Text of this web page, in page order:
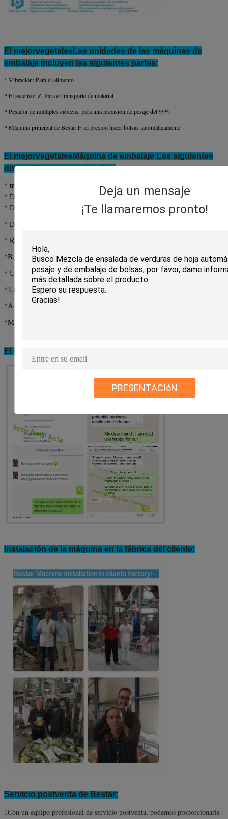
Deja un mensaje
¡Te llamaremos pronto!
PRESENTACIóN
En el caso de la
1El voltaje estándar de la máquina es de 220 V, de fase
El mejorvegetales Las unidades de las máquinas de
embalaje incluyen las siguientes partes:
* Vibración: Para el alimento
* El ascensor Z: Para el transporte de material
* Pesador de múltiples cabezas: para una precisión de pesaje del 99%
* Máquina principal de Bestar:F: el precioo hacer bolsas automáticamente
El mejorvegetales Máquina de embalaje Los siguientes
dispositivos son opcionales:
* transportador de productos
* Dispositivo de bolsas
* Dispositivo de lavado de nitrógeno
* Dispositivo para perforar agujeros (agujero redondo/agujero euro)
* Receptor neumático
*B. El trabajoDispositivo de enlace ag
* Un
el bolsoel anterior
*T.mesa de urna
*AutomáticoRevisa el peso
*M.
El cliente de Bestar tiene una alta valoración:
Instalación de la máquina en la fábrica del cliente:
Servicio postventa de Bestar:
1Con un equipo profesional de servicio postventa, podemos proporcionarle